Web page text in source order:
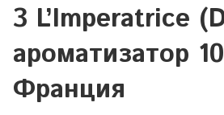
3 L’Imperatrice
ароматизатор
Франция